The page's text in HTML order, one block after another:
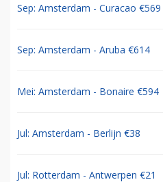
Sep: Amsterdam - Curacao €569
Sep: Amsterdam - Aruba €614
Mei: Amsterdam - Bonaire €594
Jul: Amsterdam - Berlijn €38
Jul: Rotterdam - Antwerpen €21